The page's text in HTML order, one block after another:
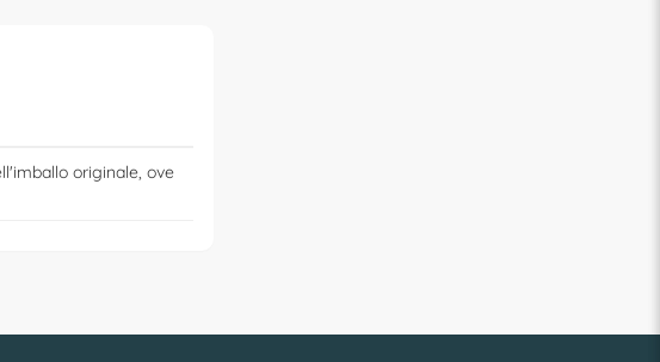
originale, ove